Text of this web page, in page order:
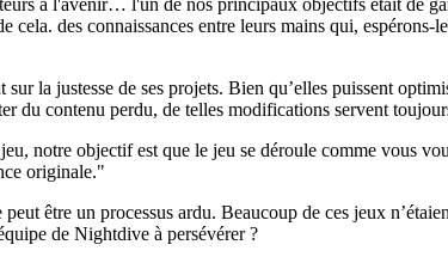
à l'avenir… l'un de nos principaux objectifs était de
cela. des connaissances entre leurs mains qui, espérons-
la justesse de ses projets. Bien qu’elles puissent
du contenu perdu, de telles modifications servent
notre objectif est que le jeu se déroule comme vous
originale."
être un processus ardu. Beaucoup de ces jeux
de Nightdive à persévérer ?